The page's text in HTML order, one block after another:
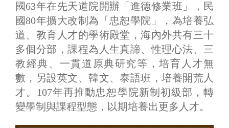
國63年在先天道院開辦「進德修業班」，民
國80年擴大改制為「忠恕學院」，為培養弘
道、教育人才的學術殿堂，海內外共有三十
多個分部，課程為人生真諦、性理心法、三
教經典、一貫道原典研究等，培育人才無
數，另設英文、韓文、泰語班，培養開荒人
才。107年再推動忠恕學院新制初級部，轉
變學制與課程型態，以期培養出更多人才。